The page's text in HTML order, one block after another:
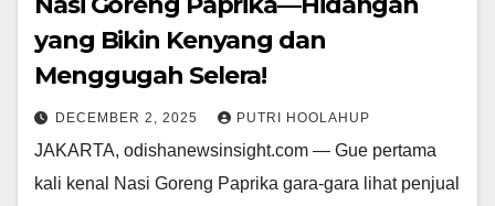
yang Bikin Kenyang dan
Menggugah Selera!
DECEMBER 2, 2025 PUTRI HOOLAHUP
JAKARTA, odishanewsinsight.com — Gue pertama
kali kenal Nasi Goreng Paprika gara-gara lihat penjual